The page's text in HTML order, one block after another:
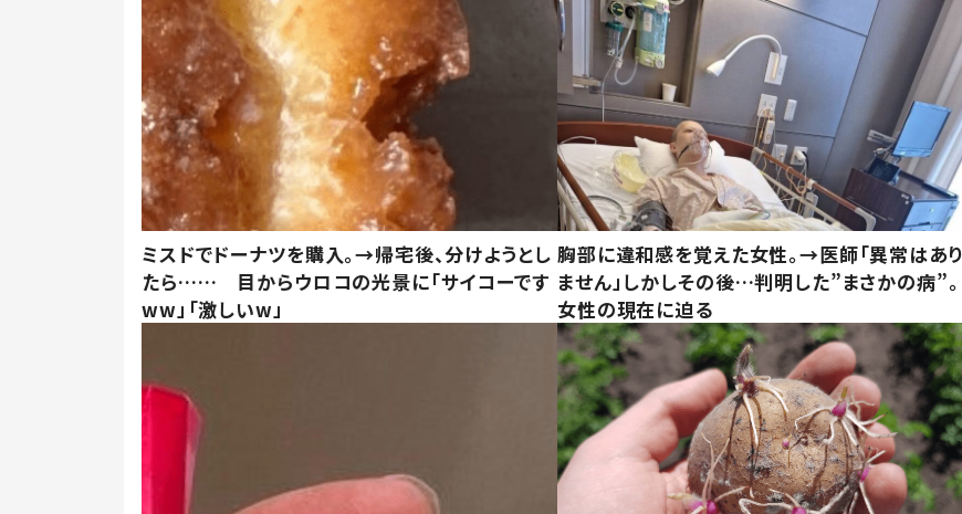
ミスドでドーナツを購入。→帰宅後、分けようとし
たら…… 目からウロコの光景に「サイコーです
ww」「激しいw」
胸部に違和感を覚えた女性。→医師「異常はあり
ません」しかしその後…判明した”まさかの病”。
女性の現在に迫る